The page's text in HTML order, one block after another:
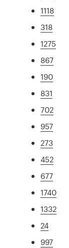
1118
318
1275
867
190
831
702
957
273
452
677
1740
1332
24
997